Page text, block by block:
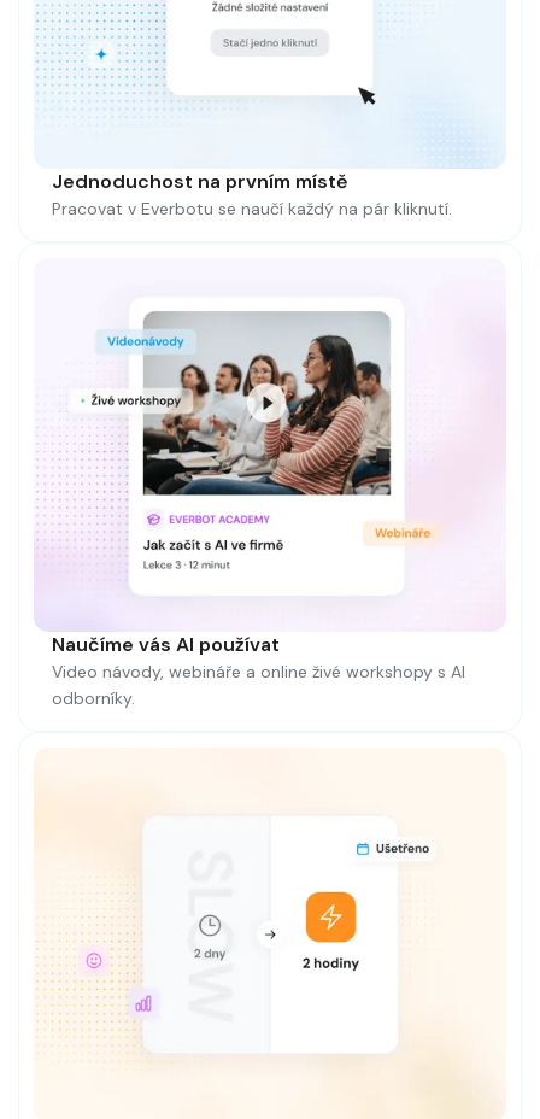
Jednoduchost na prvním místě
Pracovat v Everbotu se naučí každý na pár kliknutí.
Naučíme vás AI používat
Video návody, webináře a online živé workshopy s AI
odborníky.